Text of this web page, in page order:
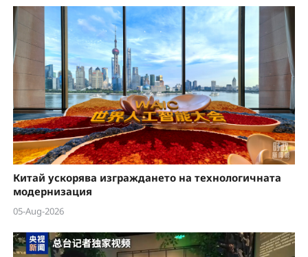
Китай ускорява изграждането на технологичната
модернизация
05-Aug-2026